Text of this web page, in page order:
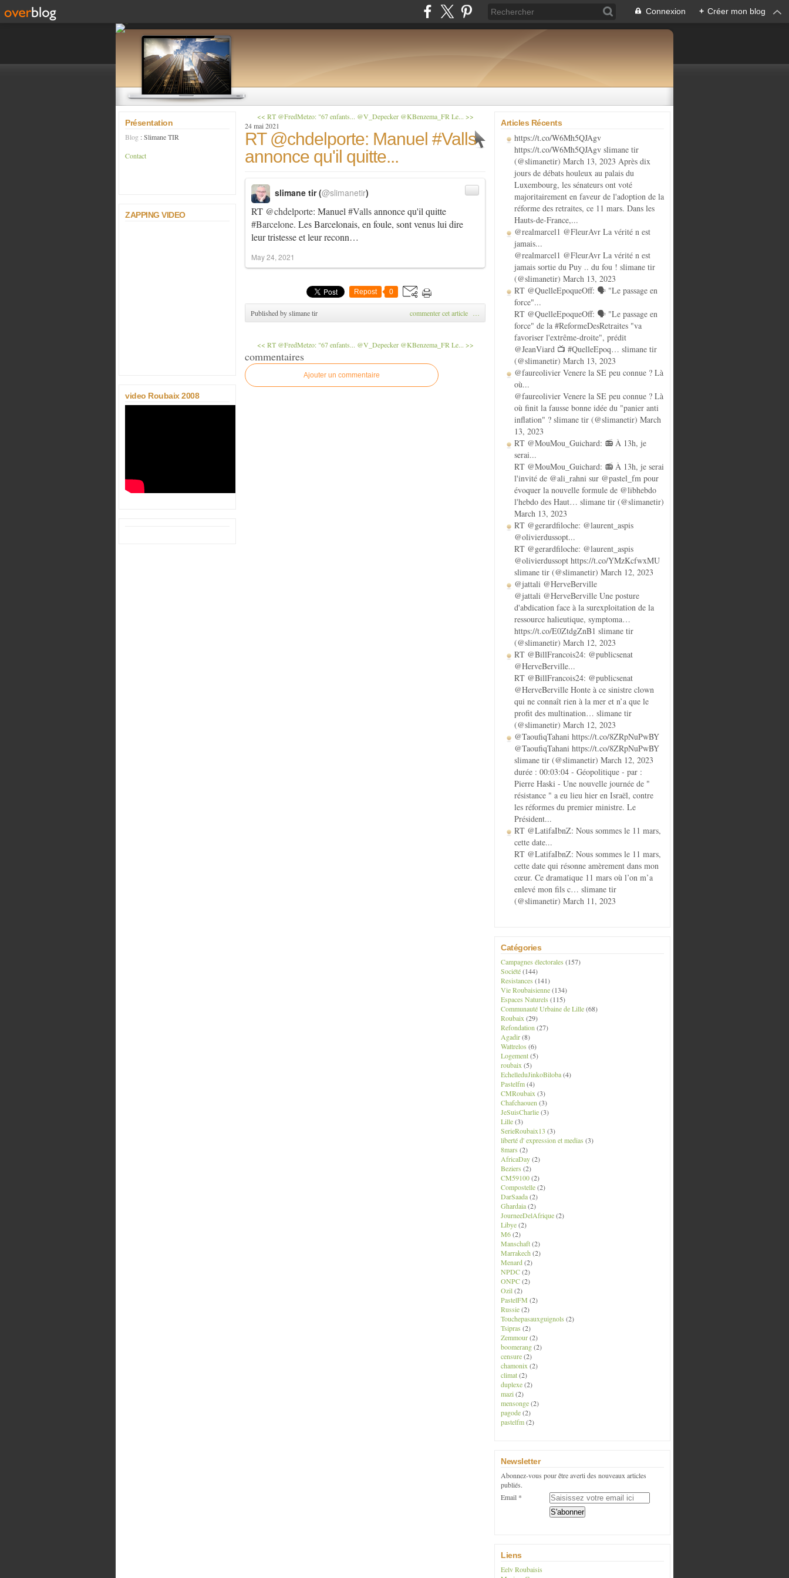
Connexion + Créer mon blog
Présentation
Blog : Slimane TIR
Contact
ZAPPING VIDEO
video Roubaix 2008
<< RT @FredMetzo: "67 enfants... @V_Depecker @KBenzema_FR Le... >>
24 mai 2021
RT @chdelporte: Manuel #Valls
annonce qu'il quitte...
RT @chdelporte: Manuel #Vallsannonce qu'il quitte
#Barcelone. Les Barcelonais, en foule, sont venus lui dire
leur tristesse et leur reconn…
slimane tir (@slimanetir)
May 24, 2021
Repost 0
Published by slimane tir commenter cet article …
<< RT @FredMetzo: "67 enfants... @V_Depecker @KBenzema_FR Le... >>
commentaires
Ajouter un commentaire
Articles Récents
https://t.co/W6Mh5QJAgv
https://t.co/W6Mh5QJAgv slimane tir
(@slimanetir) March 13, 2023 Après dix
jours de débats houleux au palais du
Luxembourg, les sénateurs ont voté
majoritairement en faveur de l'adoption de la
réforme des retraites, ce 11 mars. Dans les
Hauts-de-France,...
@realmarcel1 @FleurAvr La vérité n est
jamais...
@realmarcel1 @FleurAvr La vérité n est
jamais sortie du Puy .. du fou ! slimane tir
(@slimanetir) March 13, 2023
RT @QuelleEpoqueOff: 🗣️ "Le passage en
force"...
RT @QuelleEpoqueOff: 🗣️ "Le passage en
force" de la #ReformeDesRetraites "va
favoriser l'extrême-droite", prédit
@JeanViard 📺 #QuelleEpoq… slimane tir
(@slimanetir) March 13, 2023
@faureolivier Venere la SE peu connue ? Là
où...
@faureolivier Venere la SE peu connue ? Là
où finit la fausse bonne idée du "panier anti
inflation" ? slimane tir (@slimanetir) March
13, 2023
RT @MouMou_Guichard: 📻 À 13h, je
serai...
RT @MouMou_Guichard: 📻 À 13h, je serai
l'invité de @ali_rahni sur @pastel_fm pour
évoquer la nouvelle formule de @libhebdo
l'hebdo des Haut… slimane tir (@slimanetir)
March 13, 2023
RT @gerardfiloche: @laurent_aspis
@olivierdussopt...
RT @gerardfiloche: @laurent_aspis
@olivierdussopt https://t.co/YMzKcfwxMU
slimane tir (@slimanetir) March 12, 2023
@jattali @HerveBerville
@jattali @HerveBerville Une posture
d'abdication face à la surexploitation de la
ressource halieutique, symptoma…
https://t.co/E0ZtdgZnB1 slimane tir
(@slimanetir) March 12, 2023
RT @BillFrancois24: @publicsenat
@HerveBerville...
RT @BillFrancois24: @publicsenat
@HerveBerville Honte à ce sinistre clown
qui ne connaît rien à la mer et n’a que le
profit des multination… slimane tir
(@slimanetir) March 12, 2023
@TaoufiqTahani https://t.co/8ZRpNuPwBY
@TaoufiqTahani https://t.co/8ZRpNuPwBY
slimane tir (@slimanetir) March 12, 2023
durée : 00:03:04 - Géopolitique - par :
Pierre Haski - Une nouvelle journée de "
résistance " a eu lieu hier en Israël, contre
les réformes du premier ministre. Le
Président...
RT @LatifaIbnZ: Nous sommes le 11 mars,
cette date...
RT @LatifaIbnZ: Nous sommes le 11 mars,
cette date qui résonne amèrement dans mon
cœur. Ce dramatique 11 mars où l’on m’a
enlevé mon fils c… slimane tir
(@slimanetir) March 11, 2023
Catégories
Campagnes électorales (157)
Société(144)
Resistances (141)
Vie Roubaisienne(134)
Espaces Naturels (115)
Communauté Urbaine de Lille(68)
Roubaix (29)
Refondation (27)
Agadir(8)
Wattrelos (6)
Logement(5)
roubaix (5)
EchelleduJinkoBiloba(4)
Pastelfm(4)
CMRoubaix (3)
Chafchaouen (3)
JeSuisCharlie(3)
Lille(3)
SerieRoubaix13 (3)
liberté d' expression et medias (3)
8mars (2)
AfricaDay(2)
Beziers (2)
CM59100(2)
Compostelle(2)
DarSaada(2)
Ghardaia(2)
JourneeDelAfrique(2)
Libye(2)
M6(2)
Manschaft(2)
Marrakech (2)
Menard(2)
NPDC(2)
ONPC(2)
Ozil(2)
PastelFM (2)
Russie(2)
Touchepasauxguignols (2)
Tsipras (2)
Zemmour(2)
boomerang(2)
censure(2)
chamonix (2)
climat(2)
duplexe(2)
mazi(2)
mensonge(2)
pagode(2)
pastelfm(2)
Newsletter
Abonnez-vous pour être averti des nouveaux articles
publiés.
Email
Liens
Eelv Roubaisis